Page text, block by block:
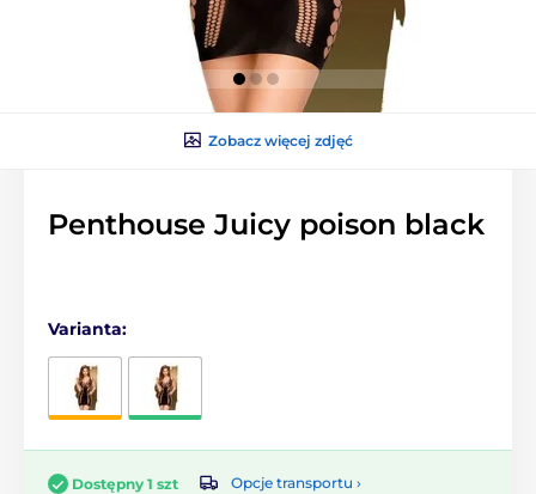
Zobacz więcej zdjęć
Penthouse Juicy poison black
Varianta:
Dostępny 1 szt
Opcje transportu ›